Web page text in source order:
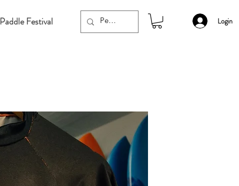
Paddle Festival Login